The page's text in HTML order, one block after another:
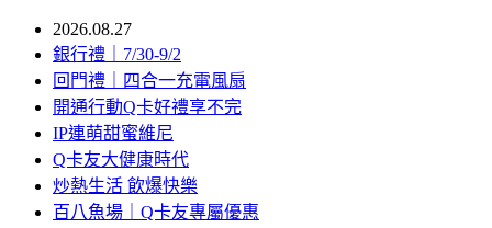
2026.08.27
銀行禮｜7/30-9/2
回門禮｜四合一充電風扇
開通行動Q卡好禮享不完
IP連萌甜蜜維尼
Q卡友大健康時代
炒熱生活 飲爆快樂
百八魚場｜Q卡友專屬優惠